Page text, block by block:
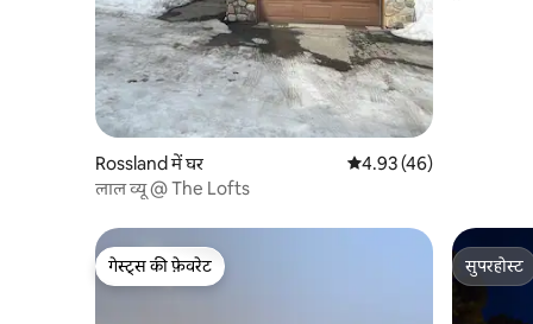
Rossland में घर औसत रेटिंग 5 में से 4.93, 46
4.93 (46)
लाल व्यू @ The Lofts
गेस्ट्स की फ़ेवरेट
गेस्ट्स की फ़ेवरेट
सुपरहोस्ट
सुपरहोस्ट